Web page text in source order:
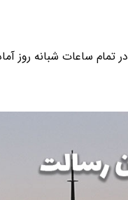
در تمام ساعات شبانه روز